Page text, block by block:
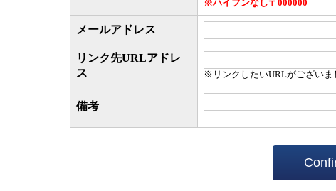
※ハイフンなし〒 000000
メールアドレス
リンク先URLアドレ
ス
※リンクしたいURLがございま
備考